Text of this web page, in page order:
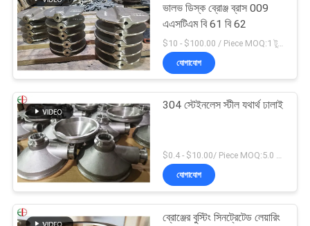
ভালভ ডিস্ক ব্রোঞ্জ ব্রাস 009
এএসটিএম বি 61 বি 62
যোগাযোগ
304 স্টেইনলেস স্টীল যথার্থ ঢালাই
$0.4 - $10.00/ Piece MOQ:5.0 কিলোগ্রাম
যোগাযোগ
ব্রোঞ্জের বুস্টিং সিনট্রেটেড লেয়ারিং